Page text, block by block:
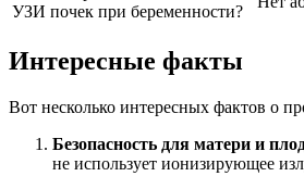
УЗИ почек при беременности?
Интересные факты
Вот несколько интересных фактов о
Безопасность для матери и
не использует ионизирующее